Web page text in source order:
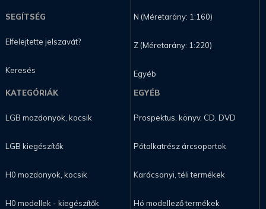
SEGÍTSÉG
Elfelejtette jelszavát?
Keresés
N (Méretarány: 1:160)
Z (Méretarány: 1:220)
Egyéb
KATEGÓRIÁK
LGB mozdonyok, kocsik
LGB kiegészítők
H0 mozdonyok, kocsik
H0 modellek - kiegészítők
EGYÉB
Prospektus, könyv, CD, DVD
Pótalkatrész árcsoportok
Karácsonyi, téli termékek
Hó modellező termékek